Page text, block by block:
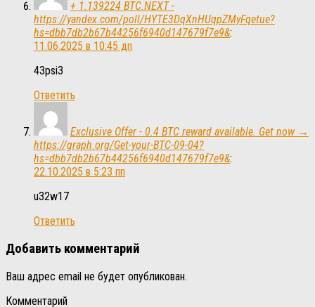
+ 1.139224 BTC.NEXT -
https://yandex.com/poll/HYTE3DqXnHUqpZMyFqetue?
hs=dbb7db2b67b44256f6940d147679f7e9&:
11.06.2025 в 10:45 дп
43psi3
Ответить
Exclusive Offer - 0.4 BTC reward available. Get now →
https://graph.org/Get-your-BTC-09-04?
hs=dbb7db2b67b44256f6940d147679f7e9&:
22.10.2025 в 5:23 пп
u32w17
Ответить
Добавить комментарий
Ваш адрес email не будет опубликован.
Комментарий